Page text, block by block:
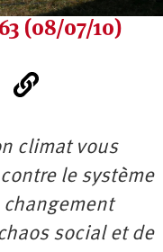
(08/07/10)
climat vous
le système
social et de